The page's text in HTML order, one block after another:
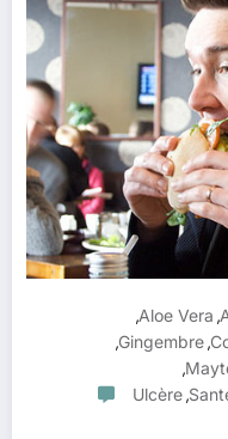
,
Aloe Vera
,
,
Gingembre
,
,
,
Ulcère